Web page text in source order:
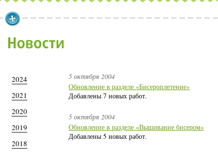
2024
2021
2020
2019
2018
5 октября 2004
Обновление в разделе «Бисероплетение»
Добавлены 7 новых работ.
5 октября 2004
Обновление в разделе «Вышивание бисером»
Добавлены 5 новых работ.